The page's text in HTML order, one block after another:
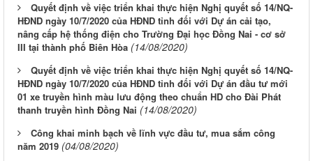
Quyết định về việc triển khai thực hiện Nghị quyết số 14/NQ-
HĐND ngày 10/7/2020 của HĐND tỉnh đối với Dự án cải tạo,
nâng cấp hệ thống điện cho Trường Đại học Đồng Nai - cơ sở
III tại thành phố Biên Hòa (14/08/2020)
Quyết định về việc triển khai thực hiện Nghị quyết số 14/NQ-
HĐND ngày 10/7/2020 của HĐND tỉnh đối với Dự án đầu tư mới
01 xe truyền hình màu lưu động theo chuẩn HD cho Đài Phát
thanh truyền hình Đồng Nai (14/08/2020)
Công khai minh bạch về lĩnh vực đầu tư, mua sắm công
năm 2019 (04/08/2020)
Từ ngày 03/8/2026 đến ngày 09/8/2026